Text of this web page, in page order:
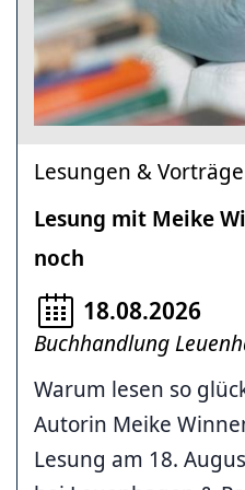
Lesungen & Vorträge
Lesung mit Meike
noch
18.08.2026
Buchhandlung
Warum lesen so
Autorin Meike
Lesung am 18.